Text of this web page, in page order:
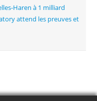
Haren à 1 milliard
attend les preuves et